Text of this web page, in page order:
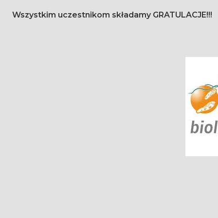
Wszystkim uczestnikom składamy GRATULACJE!!!